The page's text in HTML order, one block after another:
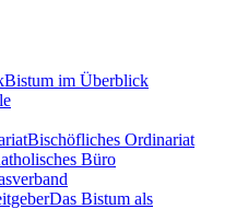
Bistum im Überblick
Bischöfliches Ordinariat
Büro
Das Bistum als